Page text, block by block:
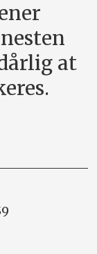
at